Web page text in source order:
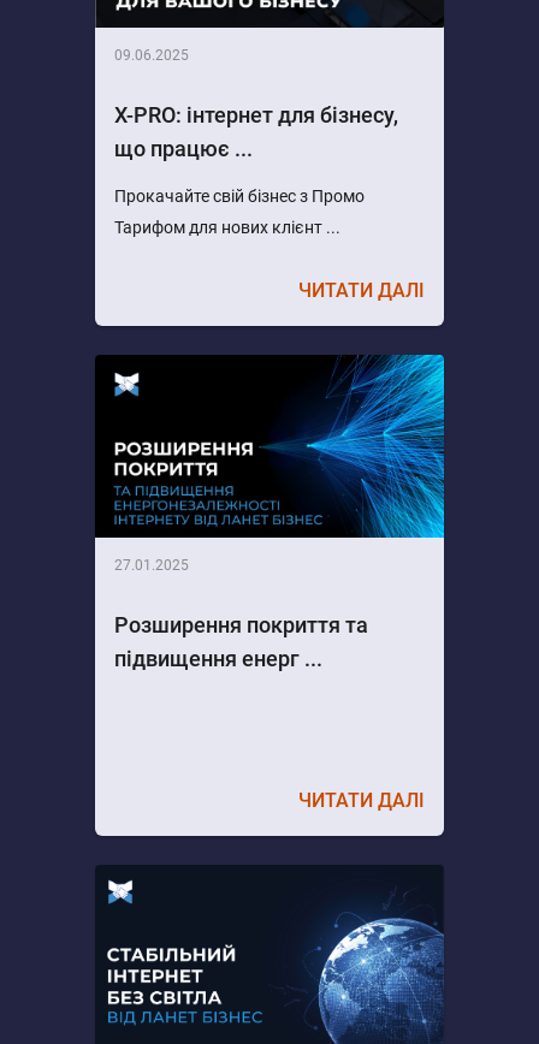
09.06.2025
X-PRO: інтернет для бізнесу,
що працює ...
Прокачайте свій бізнес з Промо
Тарифом для нових клієнт ...
ЧИТАТИ ДАЛІ
27.01.2025
Розширення покриття та
підвищення енерг ...
ЧИТАТИ ДАЛІ